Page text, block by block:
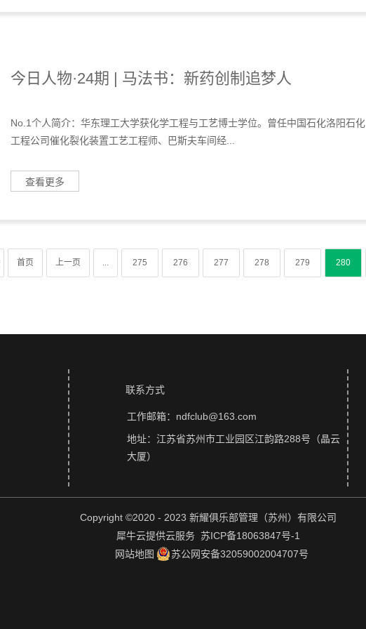
今日人物·24期 | 马法书：新药创制追梦人
No.1个人简介：华东理工大学获化学工程与工艺博士学位。曾任中国石化洛阳石化
工程公司催化裂化装置工艺工程师、巴斯夫车间经...
查看更多
首页 上一页 ... 275 276 277 278 279 280
工作邮箱：ndfclub@163.com
联系方式
地址：江苏省苏州市工业园区江韵路288号（晶云
大厦）
Copyright ©2020 - 2023 新耀俱乐部管理（苏州）有限公司
犀牛云提供云服务 苏ICP备18063847号-1
网站地图
苏公网安备32059002004707号